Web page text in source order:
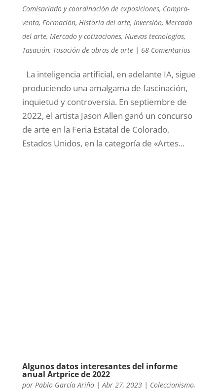
Comisariado y coordinación de exposiciones, Compra-
venta, Formación, Historia del arte, Inversión, Mercado
del arte, Mercado y cotizaciones, Nuevas tecnologías,
Tasación, Tasación de obras de arte| 68 Comentarios
La inteligencia artificial, en adelante IA, sigue
produciendo una amalgama de fascinación,
inquietud y controversia. En septiembre de
2022, el artista Jason Allen ganó un concurso
de arte en la Feria Estatal de Colorado,
Estados Unidos, en la categoría de «Artes...
Algunos datos interesantes del informe
anual Artprice de 2022
por Pablo García Ariño|Abr 27, 2023| Coleccionismo,